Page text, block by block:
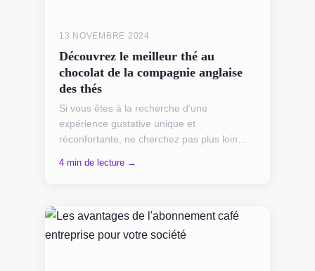
13 NOVEMBRE 2024
Découvrez le meilleur thé au
chocolat de la compagnie anglaise
des thés
Si vous êtes à la recherche d'une
expérience gustative unique et
réconfortante, ne cherchez pas plus loin
Anglaise des Thés. Avec ses notes r...
4 min de lecture →